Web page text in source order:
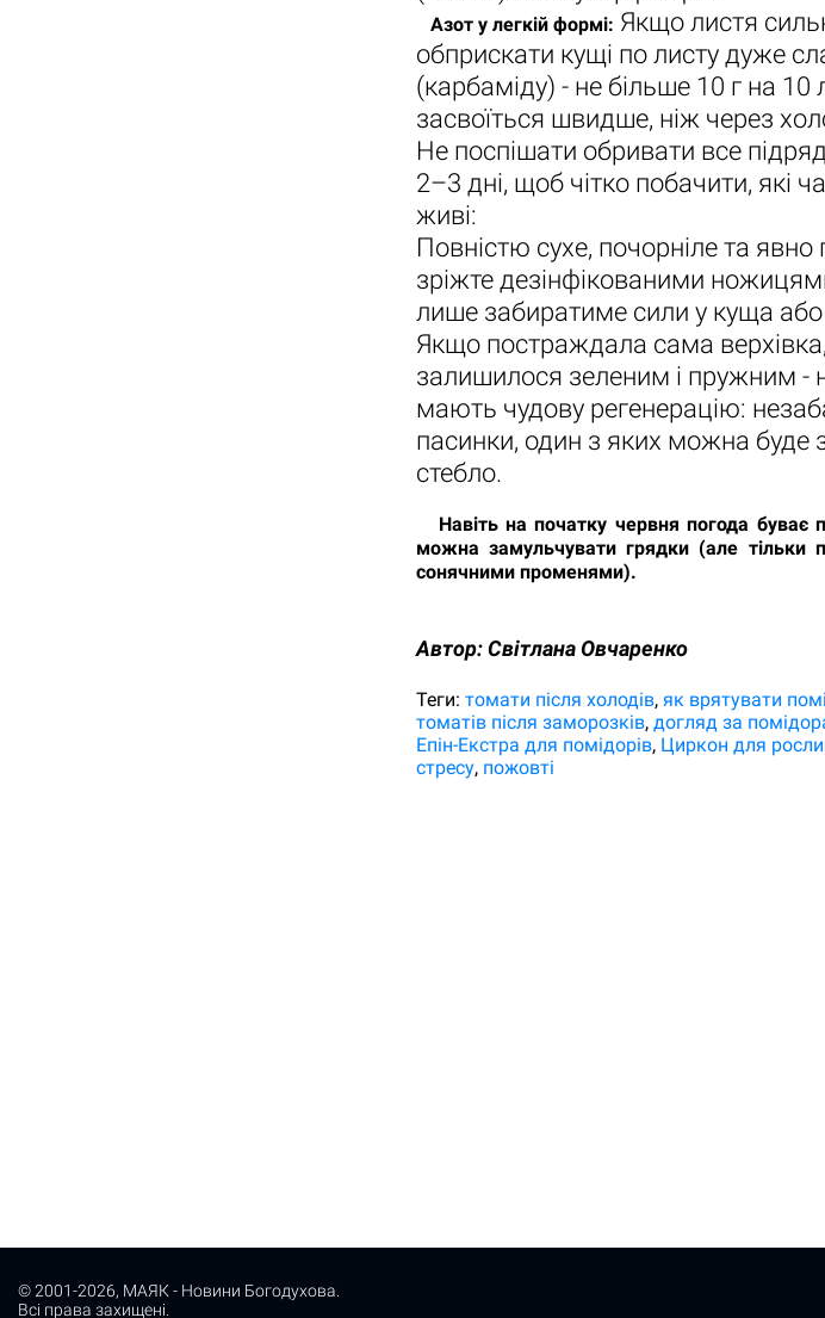
Азот у легкій формі: Якщо листя
обприскати кущі по листу дуже
(карбаміду) - не більше 10 г на
засвоїться швидше, ніж через
Не поспішати обривати все
2–3 дні, щоб чітко побачити, які
живі:
Повністю сухе, почорніле та
зріжте дезінфікованими
лише забиратиме сили у куща або
Якщо постраждала сама верхівка,
залишилося зеленим і пружним -
мають чудову регенерацію:
пасинки, один з яких можна буде
стебло.
Навіть на початку червня погода буває
можна замульчувати грядки (але тільки
сонячними променями).
Автор:Світлана Овчаренко
Теги: томати після холодів як врятувати
томатів після заморозків догляд за
Епін-Екстра для помідорів Циркон для
стресу пожовті
© 2001-2026, МАЯК - Новини Богодухова.
Всі права захищені.